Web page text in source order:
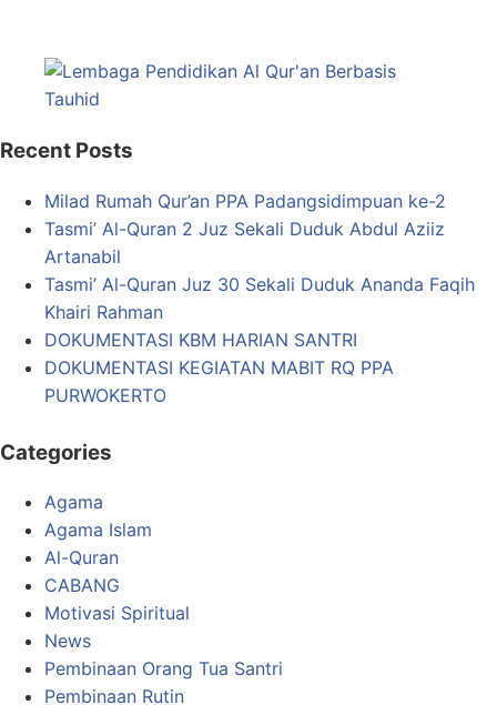
Recent Posts
Milad Rumah Qur’an PPA Padangsidimpuan ke-2
Tasmi’ Al-Quran 2 Juz Sekali Duduk Abdul Aziiz
Artanabil
Tasmi’ Al-Quran Juz 30 Sekali Duduk Ananda Faqih
Khairi Rahman
DOKUMENTASI KBM HARIAN SANTRI
DOKUMENTASI KEGIATAN MABIT RQ PPA
PURWOKERTO
Categories
Agama
Agama Islam
Al-Quran
CABANG
Motivasi Spiritual
News
Pembinaan Orang Tua Santri
Pembinaan Rutin